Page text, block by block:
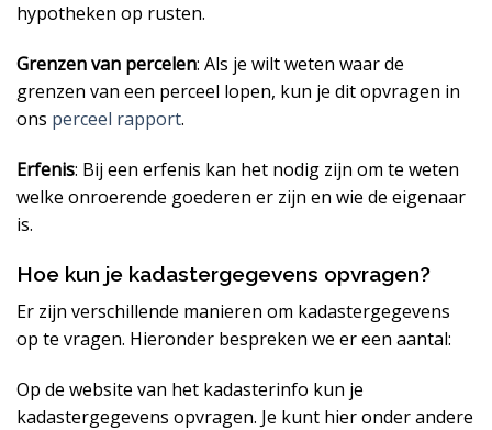
hypotheken op rusten.
Grenzen van percelen: Als je wilt weten waar de
grenzen van een perceel lopen, kun je dit opvragen in
ons perceel rapport.
Erfenis: Bij een erfenis kan het nodig zijn om te weten
welke onroerende goederen er zijn en wie de eigenaar
is.
Hoe kun je kadastergegevens opvragen?
Er zijn verschillende manieren om kadastergegevens
op te vragen. Hieronder bespreken we er een aantal:
Op de website van het kadasterinfo kun je
kadastergegevens opvragen. Je kunt hier onder andere